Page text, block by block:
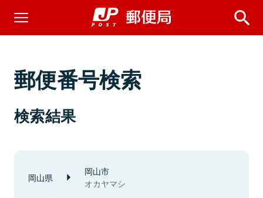
郵便番号検索
検索結果
岡山県 岡山市
オカヤマシ